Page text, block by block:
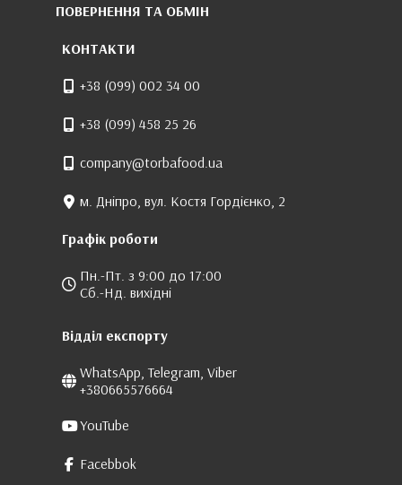
ПОВЕРНЕННЯ ТА ОБМІН
КОНТАКТИ
+38 (099) 002 34 00
+38 (099) 458 25 26
company@torbafood.ua
м. Дніпро, вул. Костя Гордієнко, 2
Графік роботи
Пн.-Пт. з 9:00 до 17:00
Сб.-Нд. вихідні
Відділ експорту
WhatsApp, Telegram, Viber
+380665576664
YouTube
Facebbok